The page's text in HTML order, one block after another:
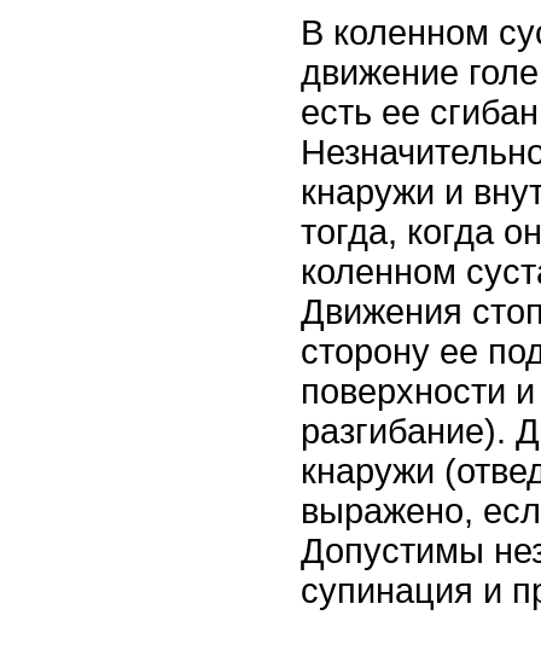
В коленном
движение
есть ее
кнаружи и
тогда, когда
коленном
Движения
сторону ее
поверхности
разгибание).
кнаружи
выражено,
Допустимы
супинация и